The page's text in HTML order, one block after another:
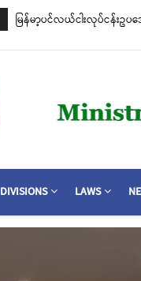
မြန်မာ့ပင်လယ်ငါးလုပ်ငန်းဥပ
DIVISIONS LAWS